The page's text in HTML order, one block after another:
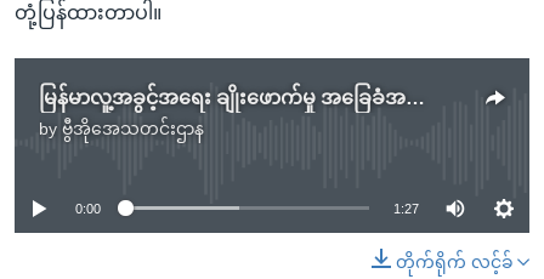
တုံ့ပြန်ထားတာပါ။
မြန်မာလူ့အခွင့်အရေး ချိုးဖောက်မှု အခြေခံအကြောင်းရင်း
by ဗွီအိုအေသတင်းဌာန
No media source currently available
0:00 1:27
တိုက်ရိုက် လင့်ခ်